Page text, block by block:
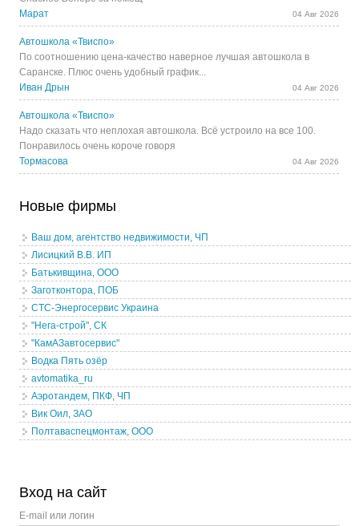
Марат
04 Авг 2026
Автошкола «Твиспо»
По соотношению цена-качество наверное лучшая автошкола в
Саранске. Плюс очень удобный график...
Иван Дрын
04 Авг 2026
Автошкола «Твиспо»
Надо сказать что неплохая автошкола. Всё устроило на все 100.
Понравилось очень короче говоря
Тормасова
04 Авг 2026
Новые фирмы
Ваш дом, агентство недвижимости, ЧП
Лисицкий В.В. ИП
Батькивщина, ООО
Заготконтора, ПОБ
СТС-Энергосервис Украина
"Нега-строй", СК
"КамАЗавтосервис"
Водка Пять озёр
avtomatika_ru
Аэротандем, ПКФ, ЧП
Вик Оил, ЗАО
Полтаваспецмонтаж, ООО
Вход на сайт
E-mail или логин